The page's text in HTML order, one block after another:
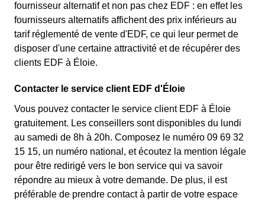
fournisseur alternatif et non pas chez EDF : en effet les
fournisseurs alternatifs affichent des prix inférieurs au
tarif réglementé de vente d'EDF, ce qui leur permet de
disposer d'une certaine attractivité et de récupérer des
clients EDF à Éloie.
Contacter le service client EDF d'Éloie
Vous pouvez contacter le service client EDF à Éloie
gratuitement. Les conseillers sont disponibles du lundi
au samedi de 8h à 20h. Composez le numéro 09 69 32
15 15, un numéro national, et écoutez la mention légale
pour être redirigé vers le bon service qui va savoir
répondre au mieux à votre demande. De plus, il est
préférable de prendre contact à partir de votre espace